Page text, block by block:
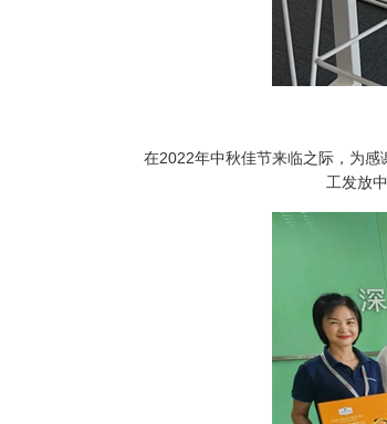
在2022年中秋佳节来临之际，为感
工发放